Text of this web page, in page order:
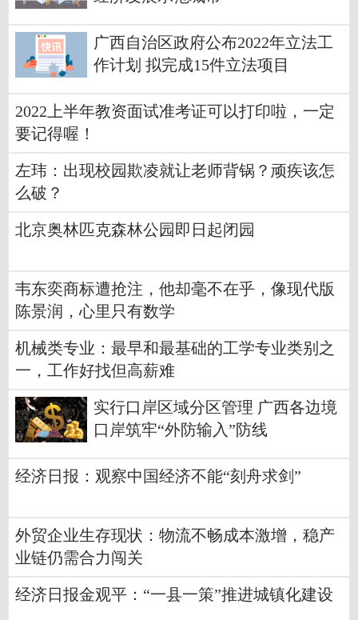
广西自治区政府公布2022年立法工
作计划 拟完成15件立法项目
2022上半年教资面试准考证可以打印啦，一定
要记得喔！
左玮：出现校园欺凌就让老师背锅？顽疾该怎
么破？
北京奥林匹克森林公园即日起闭园
韦东奕商标遭抢注，他却毫不在乎，像现代版
陈景润，心里只有数学
机械类专业：最早和最基础的工学专业类别之
一，工作好找但高薪难
实行口岸区域分区管理 广西各边境
口岸筑牢“外防输入”防线
经济日报：观察中国经济不能“刻舟求剑”
外贸企业生存现状：物流不畅成本激增，稳产
业链仍需合力闯关
经济日报金观平：“一县一策”推进城镇化建设